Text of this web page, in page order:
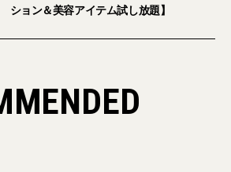
ョン＆美容アイテム試し放題】